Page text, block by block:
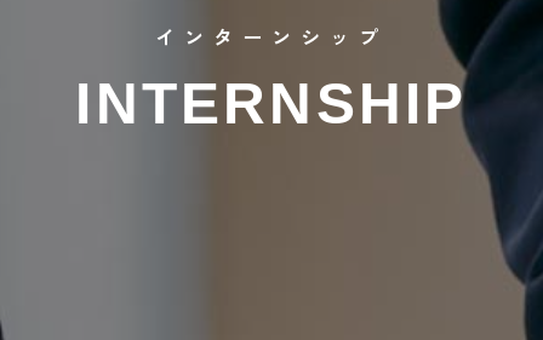
インターンシップ